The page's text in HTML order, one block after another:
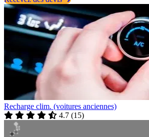
Recharge clim. (voitures anciennes)
4.7 (15)